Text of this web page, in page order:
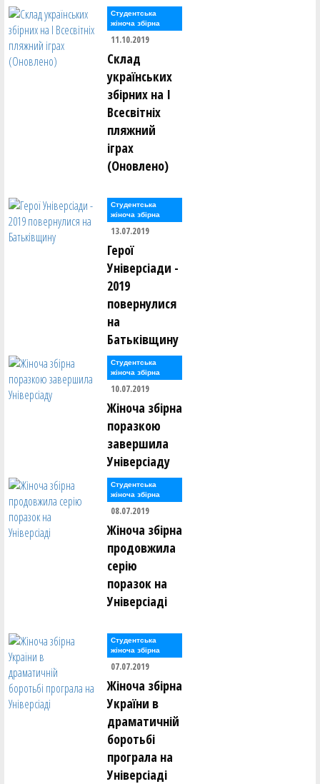
Студентська
жіноча збірна
11.10.2019
Склад
українських
збірних на І
Всесвітніх
пляжний
іграх
(Оновлено)
Студентська
жіноча збірна
13.07.2019
Герої
Універсіади -
2019
повернулися
на
Батьківщину
Студентська
жіноча збірна
10.07.2019
Жіноча збірна
поразкою
завершила
Універсіаду
Студентська
жіноча збірна
08.07.2019
Жіноча збірна
продовжила
серію
поразок на
Універсіаді
Студентська
жіноча збірна
07.07.2019
Жіноча збірна
України в
драматичній
боротьбі
програла на
Універсіаді